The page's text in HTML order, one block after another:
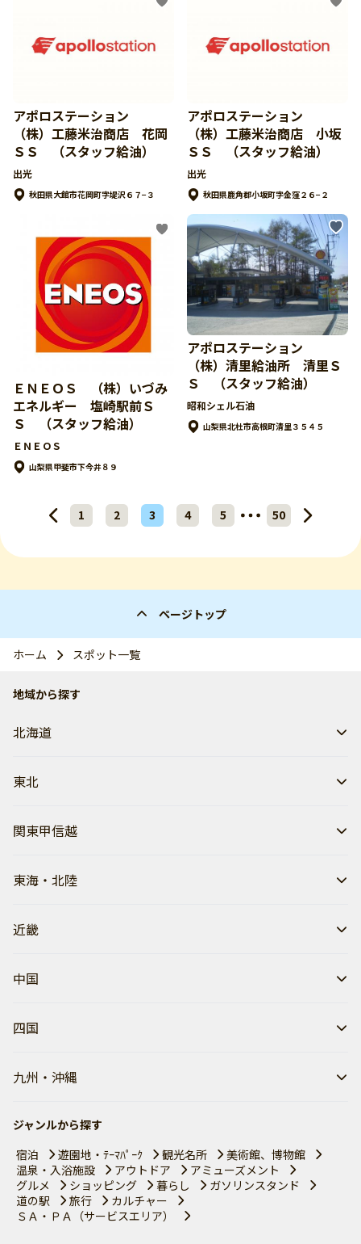
アポロステーション
（株）工藤米治商店 花岡
ＳＳ （スタッフ給油）
出光
秋田県大館市花岡町字堤沢６７−３
アポロステーション
（株）工藤米治商店 小坂
ＳＳ （スタッフ給油）
出光
秋田県鹿角郡小坂町字金窪２６−２
ＥＮＥＯＳ （株）いづみ
エネルギー 塩崎駅前Ｓ
Ｓ （スタッフ給油）
ＥＮＥＯＳ
山梨県甲斐市下今井８９
アポロステーション
（株）清里給油所 清里Ｓ
Ｓ （スタッフ給油）
昭和シェル石油
山梨県北杜市高根町清里３５４５
1 2 3 4 5 50
ページトップ
ホーム スポット一覧
地域から探す
北海道
東北
関東甲信越
東海・北陸
近畿
中国
四国
九州・沖縄
ジャンルから探す
宿泊
遊園地・ﾃｰﾏﾊﾟｰｸ 観光名所
美術館、博物館
温泉・入浴施設
アウトドア
アミューズメント
グルメ
ショッピング 暮らし
ガソリンスタンド
道の駅
旅行
カルチャー
ＳＡ・ＰＡ（サービスエリア）